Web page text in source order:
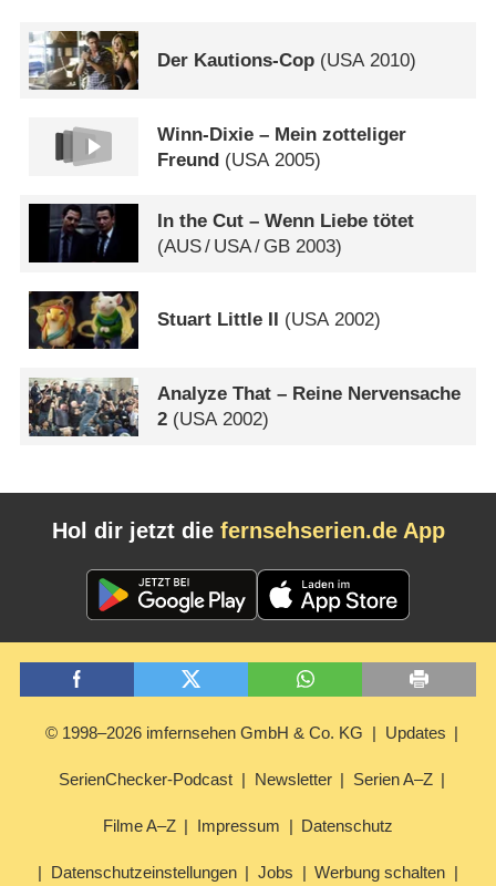
Der Kautions-Cop (USA2010)
Winn-Dixie – Mein zotteliger
Freund (USA 2005)
In the Cut – Wenn Liebe tötet
(AUS/ USA/ GB 2003)
Stuart Little II (USA2002)
Analyze That – Reine Nervensache
2 (USA2002)
Hol dir jetzt die fernsehserien.de App
© 1998–2026 imfernsehen GmbH & Co. KG Updates
SerienChecker-Podcast Newsletter Serien A–Z
Filme A–Z Impressum Datenschutz
Datenschutzeinstellungen Jobs Werbung schalten